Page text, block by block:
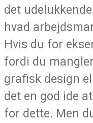
det
hvad
Hvis du for
fordi du
grafisk design
det en god ide
for dette. Men